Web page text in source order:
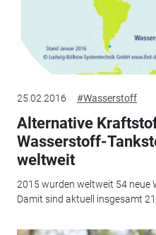
25.02.2016 #Wasserstoff
Alternative
Wasserstoff-
weltweit
2015 wurden weltweit 54 neue
Damit sind aktuell insgesamt